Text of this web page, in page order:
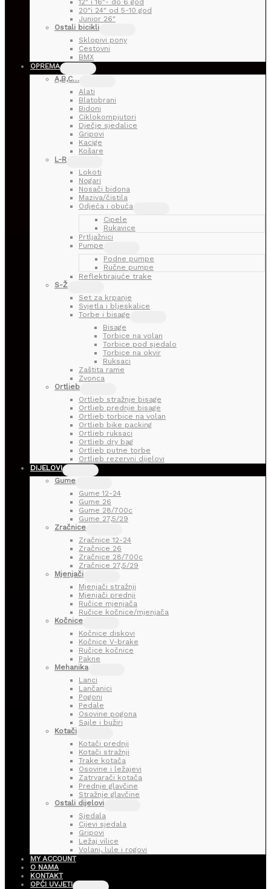
20″i 24″ od 5-10 god
Junior 26″
Ostali bicikli
Sklopivi pony
Cestovni
BMX
OPREMA
A,B,C…
Alati
Blatobrani
Bidoni
Ciklokompjutori
Dječje sjedalice
Gripovi
Kacige
Košare
L-R
Lokoti
Nogari
Nosači bidona
Maziva/čistila
Odjeća i obuća
Cipele
Rukavice
Prtljažnici
Pumpe
Podne pumpe
Ručne pumpe
Reflektirajuće trake
S-Ž
Set za krpanje
Svjetla i bljeskalice
Torbe i bisage
Bisage
Torbice na volan
Torbice pod sjedalo
Torbice na okvir
Ruksaci
Zaštita rame
Zvonca
Ortlieb
Ortlieb stražnje bisage
Ortlieb prednje bisage
Ortlieb torbice na volan
Ortlieb bike packing
Ortlieb ruksaci
Ortlieb dry bag
Ortlieb putne torbe
Ortlieb rezervni dijelovi
DIJELOVI
Gume
Gume 12-24
Gume 26
Gume 28/700c
Gume 27,5/29
Zračnice
Zračnice 12-24
Zračnice 26
Zračnice 28/700c
Zračnice 27,5/29
Mjenjači
Mjenjači stražnji
Mjenjači prednji
Ručice mjenjača
Ručice kočnice/mjenjača
Kočnice
Kočnice diskovi
Kočnice V-brake
Ručice kočnice
Pakne
Mehanika
Lanci
Lančanici
Pogoni
Pedale
Osovine pogona
Sajle i bužiri
Kotači
Kotači prednji
Kotači stražnji
Trake kotača
Osovine i ležajevi
Zatrvarači kotača
Prednje glavčine
Stražnje glavčine
Ostali dijelovi
Sjedala
Cijevi sjedala
Gripovi
Ležaj vilice
Volani, lule i rogovi
MY ACCOUNT
O NAMA
KONTAKT
OPĆI UVJETI